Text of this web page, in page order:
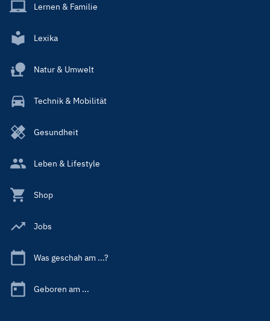
Lernen & Familie
Lexika
Natur & Umwelt
Technik & Mobilität
Gesundheit
Leben & Lifestyle
Shop
Jobs
Was geschah am ...?
Geboren am ...